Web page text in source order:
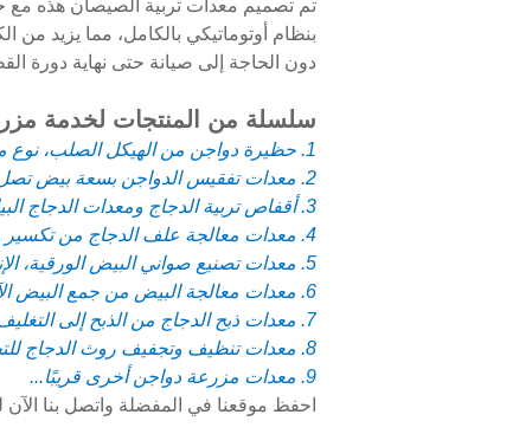
دون الحاجة إلى صيانة حتى نهاية دورة
سلسلة من المنتجات لخدمة
1. حظيرة دواجن من الهيكل الصلب، نوع مفتوح للبلدان الحارة ونوع مغلق للبلدان الباردة
2. معدات تفقيس الدواجن بسعة بيض تصل إلى 120,000+ لبيت التفريخ
3. أقفاص تربية الدجاج ومعدات الدجاج البياض، الصيصان عمر يوم، الحاضنات، الدجاج اللاحم وأبوين الدجاج
4. معدات معالجة علف الدجاج من تكسير وخلط العلف إلى التخزين وإطعام الدجاج
5. معدات تصنيع صواني البيض الورقية، الإنتاج من 1000 صينية في الساعة إلى 6000 صينية في الساعة
6. معدات معالجة البيض من جمع البيض الآلي إلى تعبئة البيض في الصواني
7. معدات ذبح الدجاج من الذبح إلى التغليف الفراغي
8. معدات تنظيف وتجفيف روث الدجاج للتحكم في محتوى الماء في روث الدجاج بين 10% و40%
9. معدات مزرعة دواجن أخرى قريبًا...
احفظ موقعنا في المفضلة واتصل بنا